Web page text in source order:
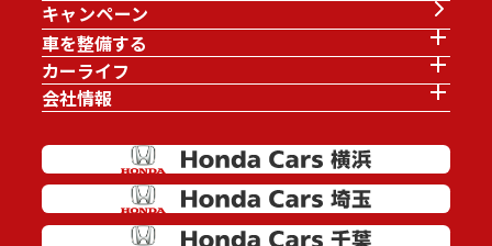
キャンペーン
車を整備する
カーライフ
会社情報